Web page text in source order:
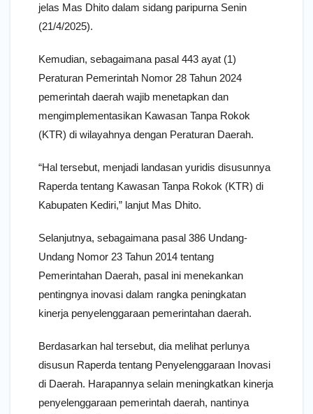
jelas Mas Dhito dalam sidang paripurna Senin
(21/4/2025).
Kemudian, sebagaimana pasal 443 ayat (1)
Peraturan Pemerintah Nomor 28 Tahun 2024
pemerintah daerah wajib menetapkan dan
mengimplementasikan Kawasan Tanpa Rokok
(KTR) di wilayahnya dengan Peraturan Daerah.
“Hal tersebut, menjadi landasan yuridis disusunnya
Raperda tentang Kawasan Tanpa Rokok (KTR) di
Kabupaten Kediri,” lanjut Mas Dhito.
Selanjutnya, sebagaimana pasal 386 Undang-
Undang Nomor 23 Tahun 2014 tentang
Pemerintahan Daerah, pasal ini menekankan
pentingnya inovasi dalam rangka peningkatan
kinerja penyelenggaraan pemerintahan daerah.
Berdasarkan hal tersebut, dia melihat perlunya
disusun Raperda tentang Penyelenggaraan Inovasi
di Daerah. Harapannya selain meningkatkan kinerja
penyelenggaraan pemerintah daerah, nantinya